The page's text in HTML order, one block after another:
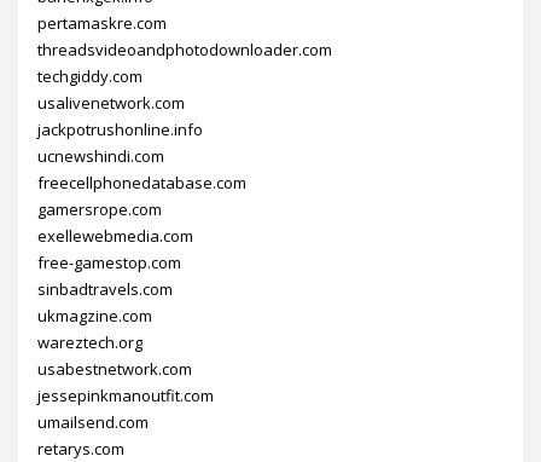
pertamaskre.com
threadsvideoandphotodownloader.com
techgiddy.com
usalivenetwork.com
jackpotrushonline.info
ucnewshindi.com
freecellphonedatabase.com
gamersrope.com
exellewebmedia.com
free-gamestop.com
sinbadtravels.com
ukmagzine.com
wareztech.org
usabestnetwork.com
jessepinkmanoutfit.com
umailsend.com
retarys.com